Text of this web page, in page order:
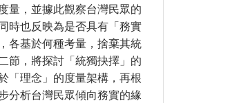
量，並據此觀察台灣民眾的
時也反映為是否具有「務實
各基於何種考量，捨棄其統
節，將探討「統獨抉擇」的
「理念」的度量架構，再根
分析台灣民眾傾向務實的緣